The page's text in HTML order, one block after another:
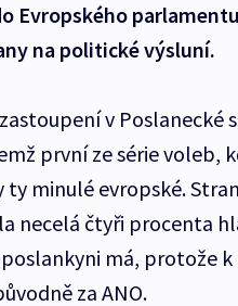
Evropského
na politické výsluní.
v Poslanecké
první ze série voleb,
minulé evropské.
necelá čtyři procenta
má, protože k
za ANO.